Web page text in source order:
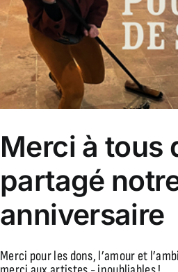
Merci à tous
partagé
anniversaire
Merci pour les dons, l’amour et